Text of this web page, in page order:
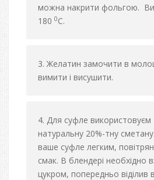
можна накрити фольгою.
180 0С.
Желатин замочити в
вимити і висушити.
Для суфле використовуєм
натуральну 20%-тну
ваше суфле легким,
смак. В блендері необхідно
цукром, попередньо віділив